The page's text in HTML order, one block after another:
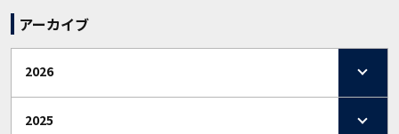
アーカイブ
2026
2025